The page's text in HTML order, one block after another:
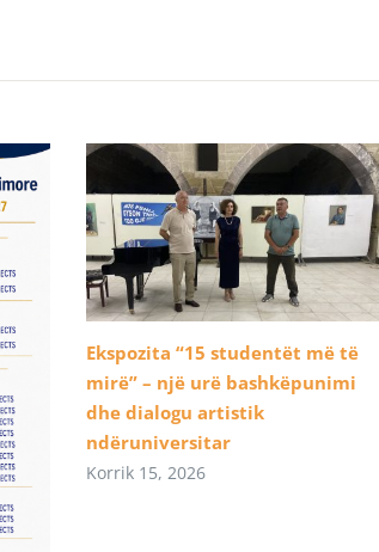
Ekspozita “15 studentët më të
mirë” – një urë bashkëpunimi
dhe dialogu artistik
ndëruniversitar
Korrik 15, 2026